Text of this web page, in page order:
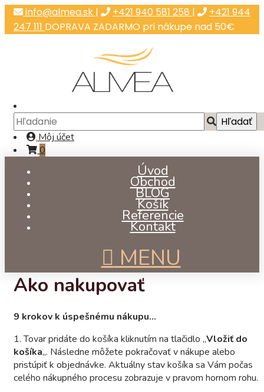
info@almea.sk | +421 940 581 258 |
+421 944
247 111 DOPRAVA ZADARMO pri nákupe nad 50€
Môj účet
0
Úvod
Obchod
BLOG
Košík
Referencie
Kontakt
MENU
Ako nakupovať
9 krokov k úspešnému nákupu…
1. Tovar pridáte do košíka kliknutím na tlačidlo „Vložiť do
košíka„. Následne môžete pokračovať v nákupe alebo
pristúpiť k objednávke. Aktuálny stav košíka sa Vám počas
celého nákupného procesu zobrazuje v pravom hornom rohu.